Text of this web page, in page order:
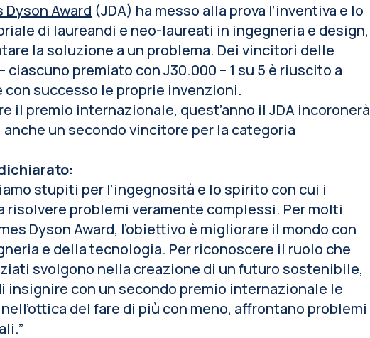
Dyson Award (JDA) ha messo alla prova l’inventiva e lo
di laureandi e neo-laureati in ingegneria e design,
la soluzione a un problema. Dei vincitori delle
ciascuno premiato con Ј30.000 – 1 su 5 è riuscito a
con successo le proprie invenzioni.
il premio internazionale, quest’anno il JDA incoronerà
anche un secondo vincitore per la categoria
stupiti per l’ingegnosità e lo spirito con cui i
risolvere problemi veramente complessi. Per molti
Dyson Award, l’obiettivo è migliorare il mondo con
e della tecnologia. Per riconoscere il ruolo che
svolgono nella creazione di un futuro sostenibile,
insignire con un secondo premio internazionale le
del fare di più con meno, affrontano problemi